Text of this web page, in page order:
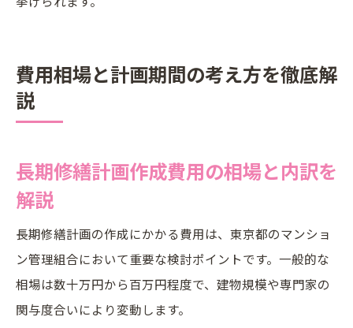
費用相場と計画期間の考え方を徹底解
説
長期修繕計画作成費用の相場と内訳を
解説
長期修繕計画の作成にかかる費用は、東京都のマンショ
ン管理組合において重要な検討ポイントです。一般的な
相場は数十万円から百万円程度で、建物規模や専門家の
関与度合いにより変動します。